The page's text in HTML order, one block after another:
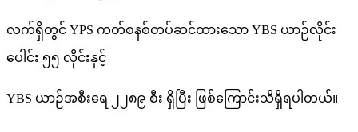
လက်ရှိတွင် YPS ကတ်စနစ်တပ်ဆင်ထားသော YBS ယာဉ်လိုင်း
ပေါင်း ၅၅ လိုင်းနှင့်
YBS ယာဉ်အစီးရေ ၂၂၈၉ စီး ရှိပြီး ဖြစ်ကြောင်းသိရှိရပါတယ်။